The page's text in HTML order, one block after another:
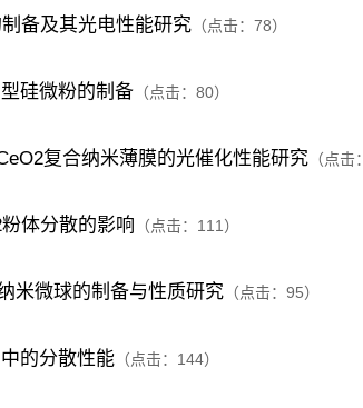
备及其光电性能研究 （点击： 78）
硅微粉的制备 （点击： 80）
复合纳米薄膜的光催化性能研究 （点击：
体分散的影响 （点击： 111 ）
米微球的制备与性质研究 （点击： 95）
的分散性能 （点击： 144）